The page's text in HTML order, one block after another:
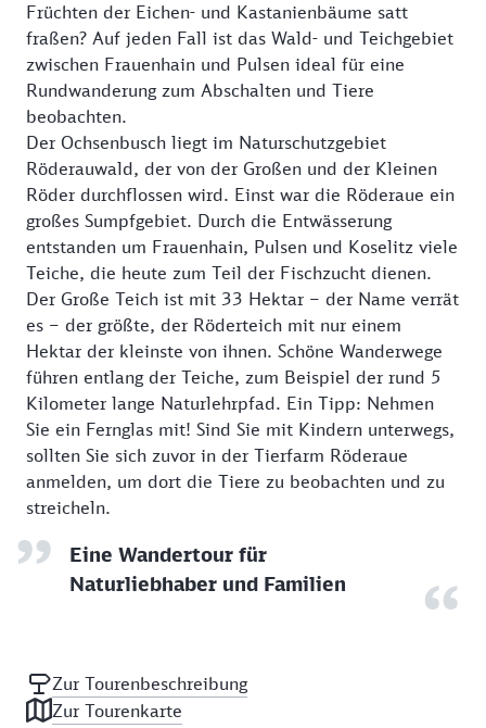
Früchten der Eichen- und Kastanienbäume satt
fraßen? Auf jeden Fall ist das Wald- und Teichgebiet
zwischen Frauenhain und Pulsen ideal für eine
Rundwanderung zum Abschalten und Tiere
beobachten.
Der Ochsenbusch liegt im Naturschutzgebiet
Röderauwald, der von der Großen und der Kleinen
Röder durchflossen wird. Einst war die Röderaue ein
großes Sumpfgebiet. Durch die Entwässerung
entstanden um Frauenhain, Pulsen und Koselitz viele
Teiche, die heute zum Teil der Fischzucht dienen.
Der Große Teich ist mit 33 Hektar – der Name verrät
es – der größte, der Röderteich mit nur einem
Hektar der kleinste von ihnen. Schöne Wanderwege
führen entlang der Teiche, zum Beispiel der rund 5
Kilometer lange Naturlehrpfad. Ein Tipp: Nehmen
Sie ein Fernglas mit! Sind Sie mit Kindern unterwegs,
sollten Sie sich zuvor in der Tierfarm Röderaue
anmelden, um dort die Tiere zu beobachten und zu
streicheln.
Eine Wandertour für
Naturliebhaber und Familien
Zur Tourenbeschreibung
Zur Tourenkarte